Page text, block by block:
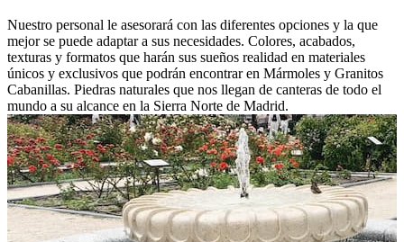
Nuestro personal le asesorará con las diferentes opciones y la que
mejor se puede adaptar a sus necesidades. Colores, acabados,
texturas y formatos que harán sus sueños realidad en materiales
únicos y exclusivos que podrán encontrar en Mármoles y Granitos
Cabanillas. Piedras naturales que nos llegan de canteras de todo el
mundo a su alcance en la Sierra Norte de Madrid.